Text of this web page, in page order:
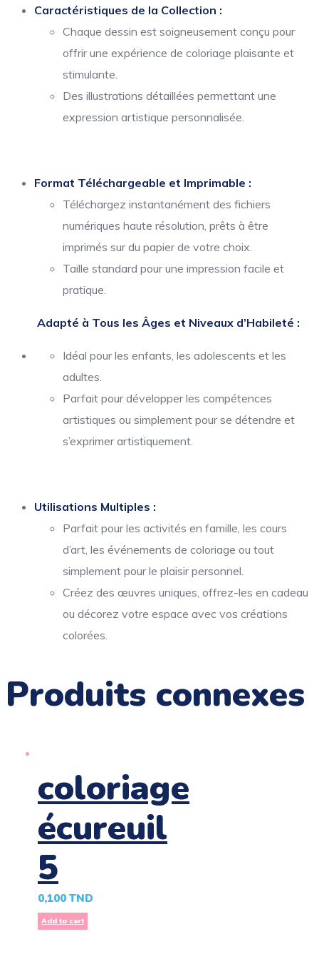
Caractéristiques de la Collection :
Chaque dessin est soigneusement conçu pour
offrir une expérience de coloriage plaisante et
stimulante.
Des illustrations détaillées permettant une
expression artistique personnalisée.
Format Téléchargeable et Imprimable :
Téléchargez instantanément des fichiers
numériques haute résolution, prêts à être
imprimés sur du papier de votre choix.
Taille standard pour une impression facile et
pratique.
Adapté à Tous les Âges et Niveaux d’Habileté :
Idéal pour les enfants, les adolescents et les
adultes.
Parfait pour développer les compétences
artistiques ou simplement pour se détendre et
s’exprimer artistiquement.
Utilisations Multiples :
Parfait pour les activités en famille, les cours
d’art, les événements de coloriage ou tout
simplement pour le plaisir personnel.
Créez des œuvres uniques, offrez-les en cadeau
ou décorez votre espace avec vos créations
colorées.
Produits connexes
coloriage
écureuil
5
0,100 TND
Add to cart